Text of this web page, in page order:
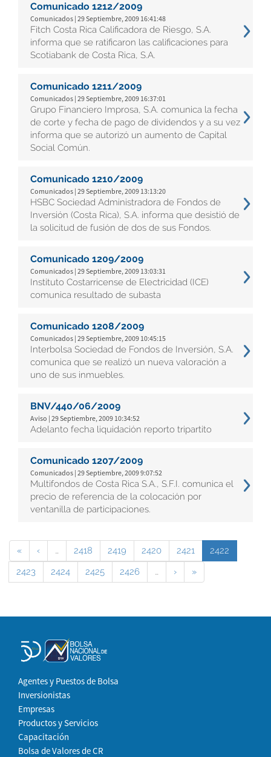
Comunicado 1212/2009
Comunicados | 29 Septiembre, 2009 16:41:48
Fitch Costa Rica Calificadora de Riesgo, S.A.
informa que se ratificaron las calificaciones para
Scotiabank de Costa Rica, S.A.
Comunicado 1211/2009
Comunicados | 29 Septiembre, 2009 16:37:01
Grupo Financiero Improsa, S.A. comunica la fecha
de corte y fecha de pago de dividendos y a su vez
informa que se autorizó un aumento de Capital
Social Común.
Comunicado 1210/2009
Comunicados | 29 Septiembre, 2009 13:13:20
HSBC Sociedad Administradora de Fondos de
Inversión (Costa Rica), S.A. informa que desistió de
la solicitud de fusión de dos de sus Fondos.
Comunicado 1209/2009
Comunicados | 29 Septiembre, 2009 13:03:31
Instituto Costarricense de Electricidad (ICE)
comunica resultado de subasta
Comunicado 1208/2009
Comunicados | 29 Septiembre, 2009 10:45:15
Interbolsa Sociedad de Fondos de Inversión, S.A.
comunica que se realizó un nueva valoración a
uno de sus inmuebles.
BNV/440/06/2009
Aviso | 29 Septiembre, 2009 10:34:52
Adelanto fecha liquidación reporto tripartito
Comunicado 1207/2009
Comunicados | 29 Septiembre, 2009 9:07:52
Multifondos de Costa Rica S.A., S.F.I. comunica el
precio de referencia de la colocación por
ventanilla de participaciones.
« ‹ … 2418 2419 2420 2421
2422
2423
2424 2425 2426 … › »
Agentes y Puestos de Bolsa
Inversionistas
Empresas
Productos y Servicios
Capacitación
Bolsa de Valores de CR